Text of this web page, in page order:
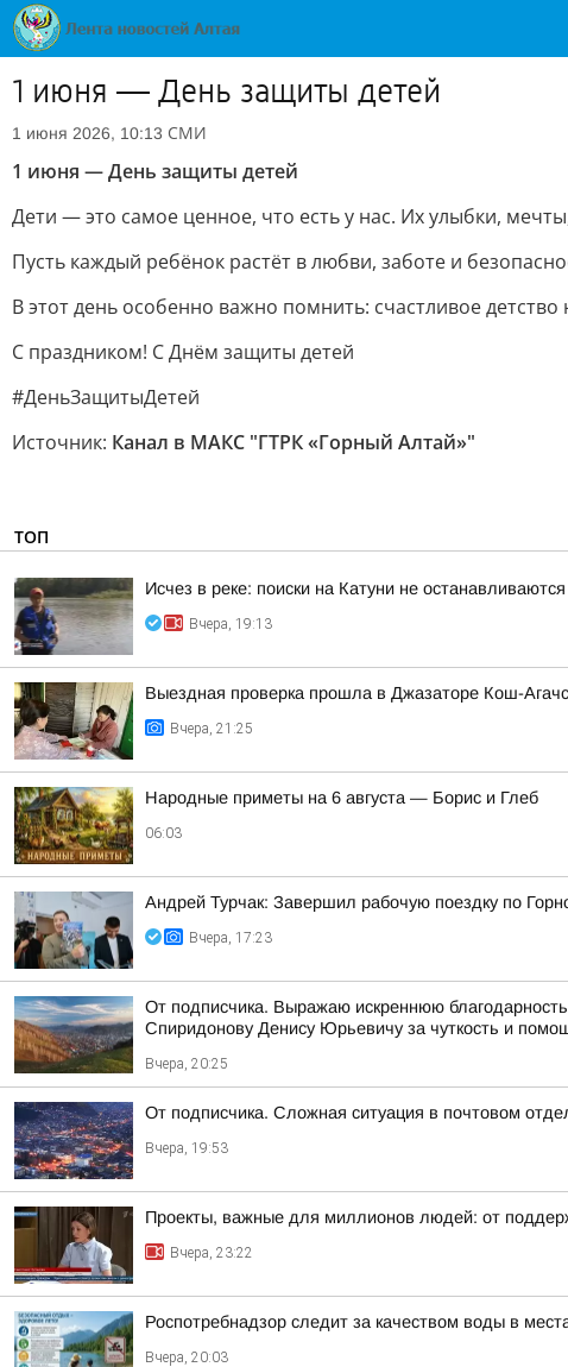
1 июня — День защиты детей
1 июня 2026, 10:13 СМИ
1 июня — День защиты детей
Дети — это самое ценное, что есть у нас. Их улыбки,
Пусть каждый ребёнок растёт в любви, заботе и
В этот день особенно важно помнить: счастливое
С праздником! С Днём защиты детей
#ДеньЗащитыДетей
Источник: Канал в МАКС "ГТРК «Горный Алтай»"
ТОП
Исчез в реке: поиски на Катуни не останавливаются
Вчера, 19:13
Выездная проверка прошла в Джазаторе Кош-
Вчера, 21:25
Hapoдныe пpимeты нa 6 aвгуcтa — Бopиc и Глeб
06:03
Андрей Турчак: Завершил рабочую поездку по
Вчера, 17:23
От подписчика. Выражаю искреннюю
Спиридонову Денису Юрьевичу за чуткость и
Вчера, 20:25
От подписчика. Сложная ситуация в почтовом
Вчера, 19:53
Проекты, важные для миллионов людей: от
Вчера, 23:22
Роспотребнадзор следит за качеством воды в
Вчера, 20:03